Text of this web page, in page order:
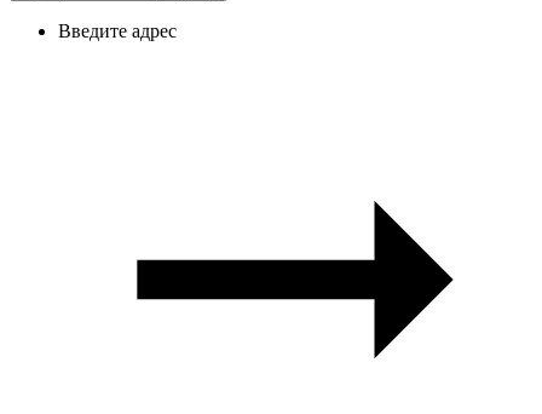
Введите адрес